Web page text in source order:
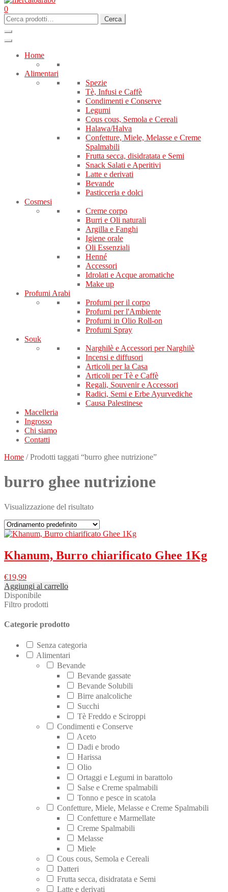
0
Cerca:
Cerca
Home
Alimentari
Spezie
Tè, Infusi e Caffè
Condimenti e Conserve
Legumi
Cous cous, Semola e Cereali
Halawa/Halva
Confetture, Miele, Melasse e Creme
Spalmabili
Frutta secca, disidratata e Semi
Snack Salati e Aperitivi
Latte e derivati
Bevande
Pasticceria e dolci
Cosmesi
Creme corpo
Burri e Oli naturali
Argilla e Fanghi
Igiene orale
Oli Essenziali
Henné
Accessori
Idrolati e Acque aromatiche
Make up
Profumi Arabi
Profumi per il corpo
Profumi per l'Ambiente
Profumi in Olio Roll-on
Profumi Spray
Souk
Narghilè e Accessori per Narghilè
Incensi e diffusori
Articoli per la Casa
Articoli per Tè e Caffè
Regali, Souvenir e Accessori
Radici, Semi e Erbe Ayurvediche
Causa Palestinese
Macelleria
Ingrosso
Chi siamo
Contatti
Home / Prodotti taggati “burro ghee nutrizione”
burro ghee nutrizione
Visualizzazione del risultato
Khanum, Burro chiarificato Ghee 1Kg
€19,99
Aggiungi al carrello
Disponibile
Filtro prodotti
Categorie prodotto
Senza categoria
Alimentari
Bevande
Bevande gassate
Bevande Solubili
Birre analcoliche
Succhi
Tè Freddo e Sciroppi
Condimenti e Conserve
Aceto
Dadi e brodo
Harissa
Olio
Ortaggi e Legumi in barattolo
Salse e Creme spalmabili
Tonno e pesce in scatola
Confetture, Miele, Melasse e Creme Spalmabili
Confetture e Marmellate
Creme Spalmabili
Melasse
Miele
Cous cous, Semola e Cereali
Datteri
Frutta secca, disidratata e Semi
Latte e derivati